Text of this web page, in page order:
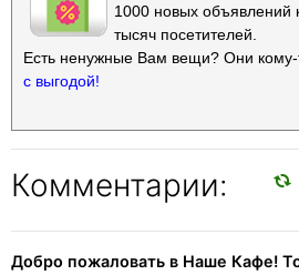
1000 новых объявлений
тысяч посетителей.
Есть ненужные Вам вещи? Они кому-
с выгодой!
Комментарии:
Добро пожаловать в Наше Кафе!